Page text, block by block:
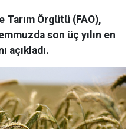
Tarım Örgütü (FAO),
son üç yılın en
açıkladı.